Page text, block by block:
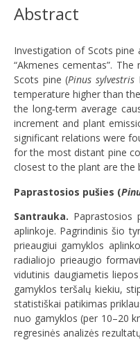
Abstract
Investigation of Scots
“Akmenes cementas”.
Scots pine (Pinus sylvestris
temperature higher than
the long‐term average
increment and plant
significant relations were
for the most distant pine
closest to the plant are the
Paprastosios pušies (
Santrauka. Paprastosios
aplinkoje. Pagrindinis šio
prieaugiui gamyklos
radialiojo prieaugio
vidutinis daugiametis
gamyklos teršalų kiekiu,
statistiškai patikimas
nuo gamyklos (per 10–20
regresinės analizės